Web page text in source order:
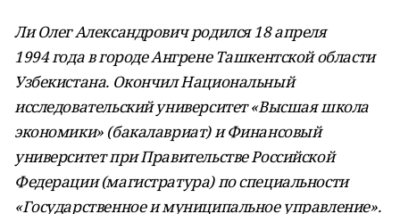
Ли Олег Александрович родился 18 апреля
1994 года в городе Ангрене Ташкентской области
Узбекистана. Окончил Национальный
исследовательский университет «Высшая школа
экономики» (бакалавриат) и Финансовый
университет при Правительстве Российской
Федерации (магистратура) по специальности
«Государственное и муниципальное управление».